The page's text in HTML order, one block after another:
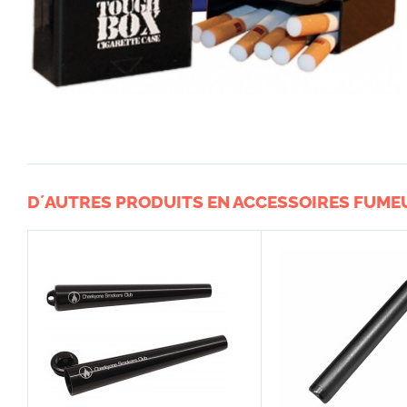
D´AUTRES PRODUITS EN ACCESSOIRES